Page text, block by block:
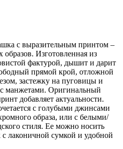
с выразительным принтом –
Изготовленная из
фактурой, дышит и дарит
прямой крой, отложной
застежку на пуговицы и
манжетами. Оригинальный
добавляет актуальности.
с голубыми джинсами
образа, или с белыми/
стиля. Ее можно носить
лаконичной сумкой и удобной